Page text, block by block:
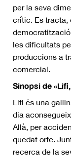
per la seva
crític. Es tracta,
les dificultats
produccions a
comercial.
Sinopsi de
Lifi és una
dia
Allà, per
quedat orfe.
recerca de la